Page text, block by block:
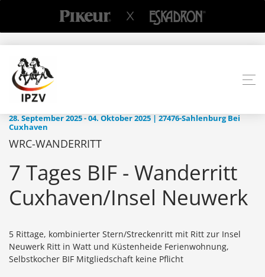
28. September 2025 - 04. Oktober 2025 | 27476-Sahlenburg Bei
Cuxhaven
WRC-WANDERRITT
7 Tages BIF - Wanderritt
Cuxhaven/Insel Neuwerk
5 Rittage, kombinierter Stern/Streckenritt mit Ritt zur Insel
Neuwerk Ritt in Watt und Küstenheide Ferienwohnung,
Selbstkocher BIF Mitgliedschaft keine Pflicht